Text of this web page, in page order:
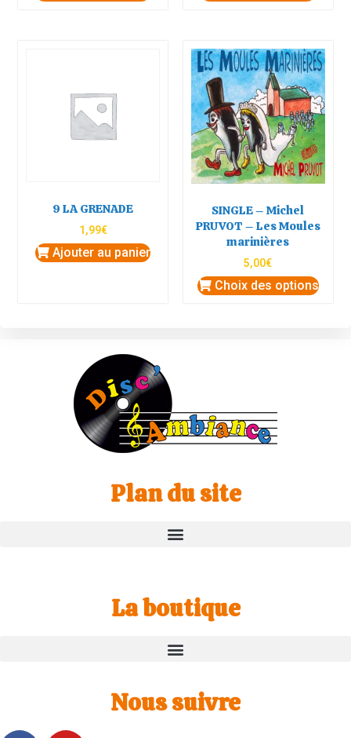
9 LA GRENADE
1,99€
Ajouter au panier
SINGLE – Michel
PRUVOT – Les Moules
marinières
5,00€
Choix des options
Plan du site
La boutique
Nous suivre